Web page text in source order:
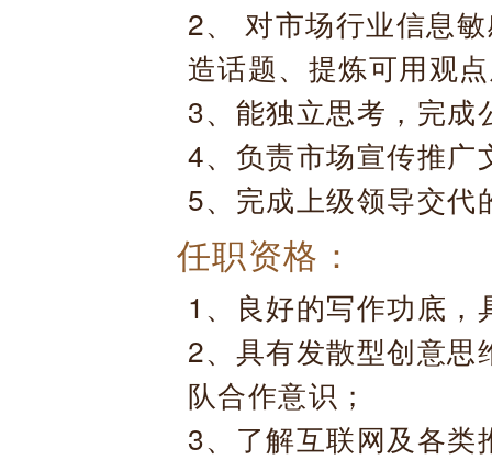
2、 对市场行业信息
造话题、提炼可用观
3、能独立思考，完成
4、负责市场宣传推广
5、完成上级领导交代
任职资格：
1、良好的写作功底
2、具有发散型创意思
队合作意识；
3、了解互联网及各类